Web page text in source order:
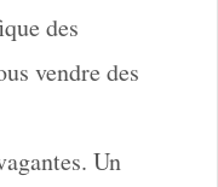
des
vendre des
Un